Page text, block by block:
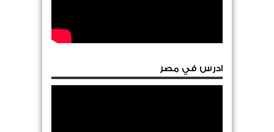
ادرس في مصر